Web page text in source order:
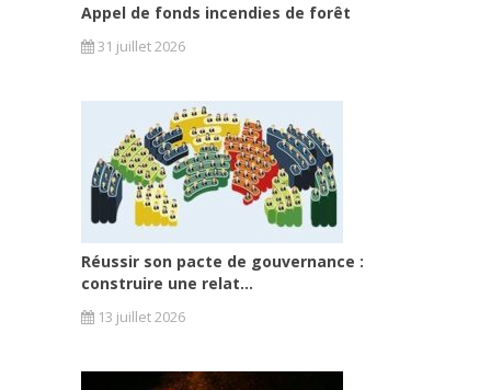
Appel de fonds incendies de forêt
31 juillet 2026
Réussir son pacte de gouvernance :
construire une relat...
13 juillet 2026